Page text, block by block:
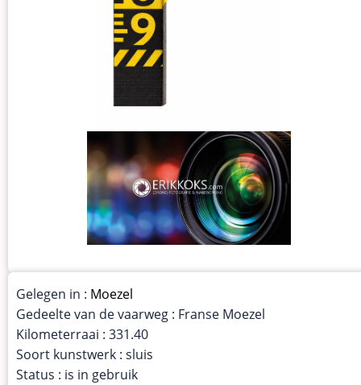
Gelegen in : Moezel
Gedeelte van de vaarweg : Franse Moezel
Kilometerraai : 331.40
Soort kunstwerk : sluis
Status : is in gebruik